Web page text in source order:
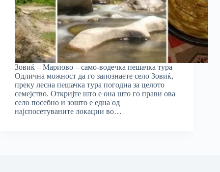
Зовиќ – Мариово – само-водечка пешачка тура
Одлична можност да го запознаете село Зовиќ,
преку лесна пешачка тура погодна за целото
семејство. Откријте што е она што го прави ова
село посебно и зошто е една од
најспосетуваните локации во…